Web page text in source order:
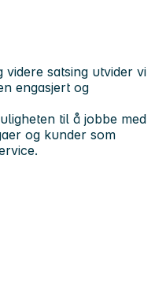
videre satsing utvider vi
engasjert og
til å jobbe med
og kunder som